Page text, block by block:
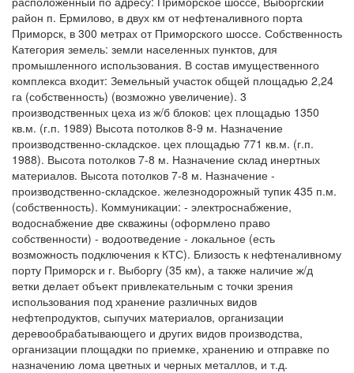
район п. Ермилово, в двух км от нефтеналивного порта
Приморск, в 300 метрах от Приморского шоссе. Собственность
Категория земель: земли населенных пунктов, для
промышленного использования. В состав имущественного
комплекса входит: Земельный участок общей площадью 2,24
га (собственность) (возможно увеличение). 3
производственных цеха из ж/б блоков: цех площадью 1350
кв.м. (г.п. 1989) Высота потолков 8-9 м. Назначение
производственно-складское. цех площадью 771 кв.м. (г.п.
1988). Высота потолков 7-8 м. Назначение склад инертных
материалов. Высота потолков 7-8 м. Назначение -
производственно-складское. железнодорожный тупик 435 п.м.
(собственность). Коммуникации: - электроснабжение,
водоснабжение две скважины (оформлено право
собственности) - водоотведение - локальное (есть
возможность подключения к КТС). Близость к нефтеналивному
порту Приморск и г. Выборгу (35 км), а также наличие ж/д
ветки делает объект привлекательным с точки зрения
использования под хранение различных видов
нефтепродуктов, сыпучих материалов, организации
деревообрабатывающего и других видов производства,
организации площадки по приемке, хранению и отправке по
назначению лома цветных и черных металлов, и т.д.